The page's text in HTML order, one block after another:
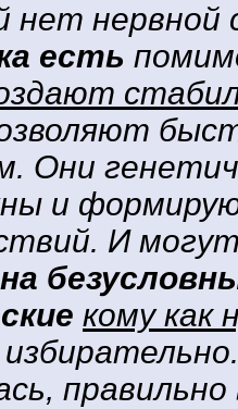
нет нервной
есть
Они
и
И
кому как